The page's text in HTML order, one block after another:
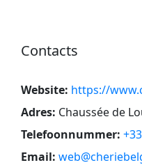
Contacts
Website: https://
Adres: Chaussée de
Telefoonnummer:
Email: